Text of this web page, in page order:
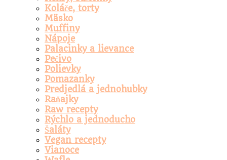
Koláče, torty
Mäsko
Muffiny
Nápoje
Palacinky a lievance
Pečivo
Polievky
Pomazanky
Predjedlá a jednohubky
Raňajky
Raw recepty
Rýchlo a jednoducho
Šaláty
Vegan recepty
Vianoce